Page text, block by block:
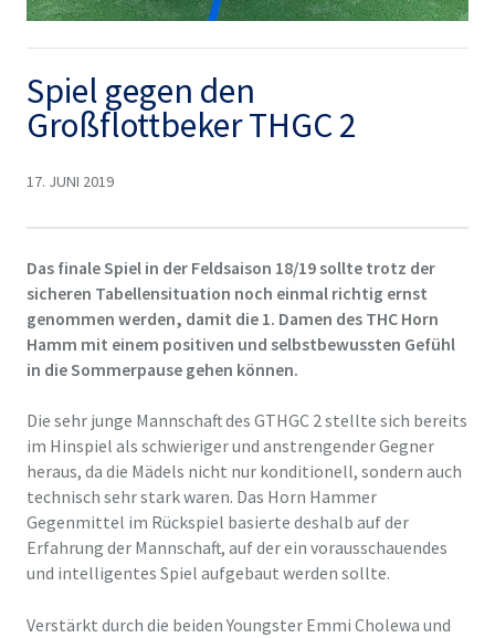
Spiel gegen den
Großflottbeker THGC 2
17. JUNI 2019
Das finale Spiel in der Feldsaison 18/19 sollte trotz der
sicheren Tabellensituation noch einmal richtig ernst
genommen werden, damit die 1. Damen des THC Horn
Hamm mit einem positiven und selbstbewussten Gefühl
in die Sommerpause gehen können.
Die sehr junge Mannschaft des GTHGC 2 stellte sich bereits
im Hinspiel als schwieriger und anstrengender Gegner
heraus, da die Mädels nicht nur konditionell, sondern auch
technisch sehr stark waren. Das Horn Hammer
Gegenmittel im Rückspiel basierte deshalb auf der
Erfahrung der Mannschaft, auf der ein vorausschauendes
und intelligentes Spiel aufgebaut werden sollte.
Verstärkt durch die beiden Youngster Emmi Cholewa und